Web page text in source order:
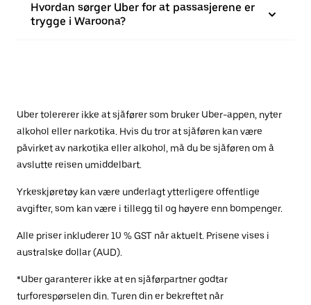
Hvordan sørger Uber for at passasjerene er
trygge i Waroona?
Uber tolererer ikke at sjåfører som bruker Uber-appen, nyter
alkohol eller narkotika. Hvis du tror at sjåføren kan være
påvirket av narkotika eller alkohol, må du be sjåføren om å
avslutte reisen umiddelbart.
Yrkeskjøretøy kan være underlagt ytterligere offentlige
avgifter, som kan være i tillegg til og høyere enn bompenger.
Alle priser inkluderer 10 % GST når aktuelt. Prisene vises i
australske dollar (AUD).
*Uber garanterer ikke at en sjåførpartner godtar
turforespørselen din. Turen din er bekreftet når